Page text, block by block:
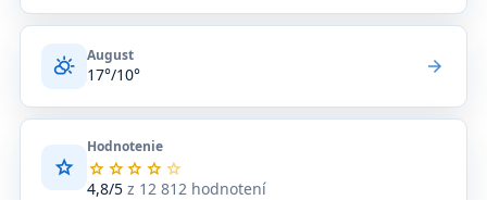
partly_cloudy_day August
17°/10° arrow_forward
star
Hodnotenie
star star star star star
4,8/5z 12 812 hodnotení
Priemerné
hodnotenie